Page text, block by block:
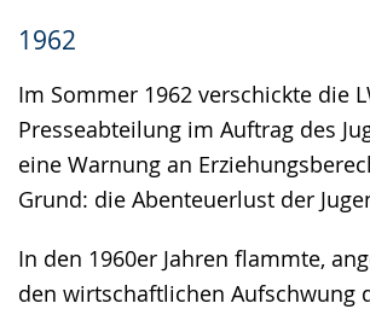
1962
Im Sommer 1962 verschickte die
Presseabteilung im Auftrag des
eine Warnung an
Grund: die Abenteuerlust der
In den 1960er Jahren flammte,
den wirtschaftlichen Aufschwung
wird
angezeigt.